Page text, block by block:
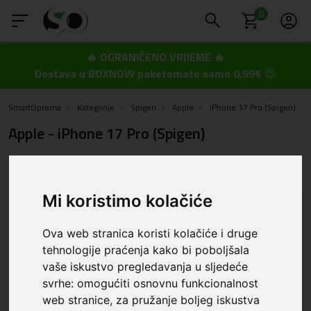
Mi koristimo kolačiće
Ova web stranica koristi kolačiće i druge
tehnologije praćenja kako bi poboljšala
vaše iskustvo pregledavanja u sljedeće
svrhe:omogućiti osnovnu funkcionalnost
web stranice, za pružanje boljeg iskustva
0
🔥 OGRANIČENO VRIJEME 🔥
Dostava u BOXNOW paketomate samo 0,99€ 😍
SmartOprema Kategorije Spigen Apple iPhone 17 Pro (Spigen)
Apple - iPhone 17 Pro (Spigen)